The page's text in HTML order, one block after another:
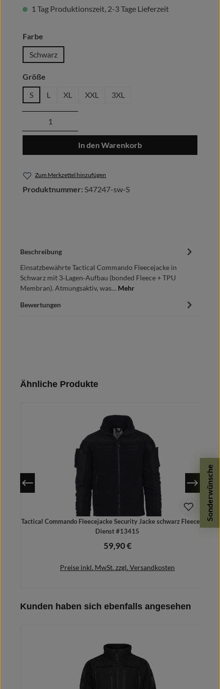
1 Tag Produktionszeit, 2-3 Tage Lieferzeit
Farbe
Schwarz
Größe
S
L XL XXL 3XL
Produkt Anzahl: Gib den gewünschten
In den Warenkorb
Zum Merkzettel hinzufügen
Produktnummer: S47247-sw-S
Sonderwünsche
Beschreibung
Einsatzbewährte Tactical Commando Fleecejacke in
Schwarz mit 3‑Lagen‑Aufbau (bonded Fleece + TPU
Membran). Atmungsaktiv, was… Mehr
Bewertungen
Produktgalerie überspringen
Ähnliche Produkte
Tactical Commando Fleecejacke Security Jacke schwarz Fleece Vest
Dienst #13415
Regulärer Preis:
59,90 €
Preise inkl. MwSt. zzgl. Versandkosten
Produktgalerie überspringen
Kunden haben sich ebenfalls angesehen